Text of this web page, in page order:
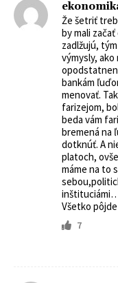
Že šetriť
by mali začať
zadlžujú,
výmysly,
bankám
menovať.
farizejom,
beda vám
bremená na
dotknúť. A
platoch,
máme na to
Všetko
7